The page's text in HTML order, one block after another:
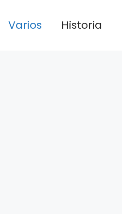
Varios Historia